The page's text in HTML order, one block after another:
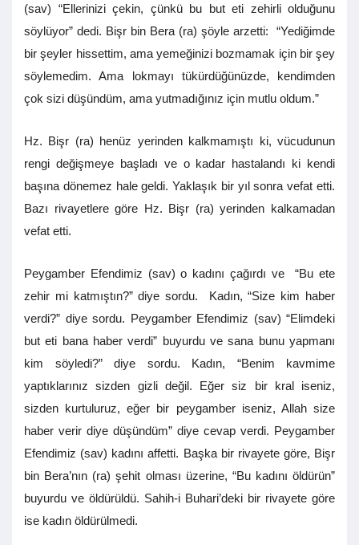
(sav) “Ellerinizi çekin, çünkü bu but eti zehirli olduğunu
söylüyor” dedi. Bişr bin Bera (ra) şöyle arzetti: “Yediğimde
bir şeyler hissettim, ama yemeğinizi bozmamak için bir şey
söylemedim. Ama lokmayı tükürdüğünüzde, kendimden
çok sizi düşündüm, ama yutmadığınız için mutlu oldum.”
Hz. Bişr (ra) henüz yerinden kalkmamıştı ki, vücudunun
rengi değişmeye başladı ve o kadar hastalandı ki kendi
başına dönemez hale geldi. Yaklaşık bir yıl sonra vefat etti.
Bazı rivayetlere göre Hz. Bişr (ra) yerinden kalkamadan
vefat etti.
Peygamber Efendimiz (sav) o kadını çağırdı ve “Bu ete
zehir mi katmıştın?” diye sordu. Kadın, “Size kim haber
verdi?” diye sordu. Peygamber Efendimiz (sav) “Elimdeki
but eti bana haber verdi” buyurdu ve sana bunu yapmanı
kim söyledi?” diye sordu. Kadın, “Benim kavmime
yaptıklarınız sizden gizli değil. Eğer siz bir kral iseniz,
sizden kurtuluruz, eğer bir peygamber iseniz, Allah size
haber verir diye düşündüm” diye cevap verdi. Peygamber
Efendimiz (sav) kadını affetti. Başka bir rivayete göre, Bişr
bin Bera’nın (ra) şehit olması üzerine, “Bu kadını öldürün”
buyurdu ve öldürüldü. Sahih-i Buhari’deki bir rivayete göre
ise kadın öldürülmedi.